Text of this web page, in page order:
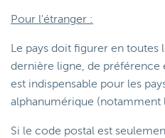
Pour l'étranger :
Le pays doit figurer en toutes
dernière ligne, de
est indispensable pour les
alphanumérique (notamment
Si le code postal est